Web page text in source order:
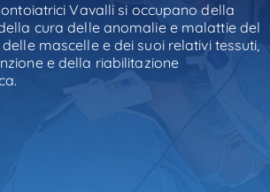
Vavalli si occupano della
cura delle anomalie e malattie del
mascelle e dei suoi relativi tessuti,
e della riabilitazione